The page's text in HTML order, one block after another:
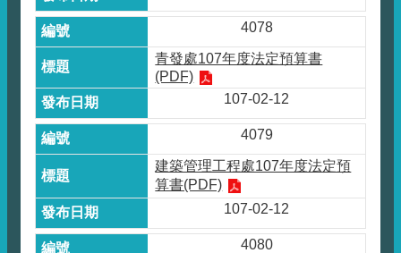
4078
青發處107年度法定預算書
(PDF)
107-02-12
4079
建築管理工程處107年度法定預
算書(PDF)
107-02-12
4080